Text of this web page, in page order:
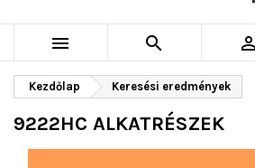
  
Kezdőlap Keresési eredmények
9222HC ALKATRÉSZEK